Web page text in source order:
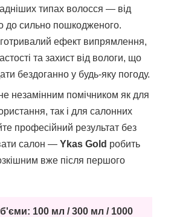
типах волосся — від
до сильно пошкодженого.
ефект випрямлення,
та захист від вологи, що
бездоганно у будь-яку погоду.
незамінним помічником як для
так і для салонних
професійний результат без
салон — Ykas Gold робить
вже після першого
100 мл / 300 мл / 1000